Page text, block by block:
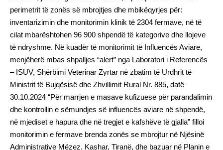
perimetrit të zonës së mbrojtjes dhe mbikëqyrjes për:
inventarizimin dhe monitorimin klinik të 2304 fermave, në të
cilat mbarështohen 96 900 shpendë të kategorive dhe llojeve
të ndryshme. Në kuadër të monitorimit të Influencës Aviare,
menjëherë mbas shpalljes “alert” nga Laboratori i Referencës
– ISUV, Shërbimi Veterinar Zyrtar në zbatim të Urdhrit të
Ministrit të Bujqësisë dhe Zhvillimit Rural Nr. 885, datë
30.10.2024 “Për marrjen e masave kufizuese për parandalimin
dhe kontrollin e sëmundjes së influencës aviare në shpendë,
në mjediset e hapura dhe në tregjet e kafshëve të gjalla” filloi
monitorimin e fermave brenda zonës se mbrojtur në Njësinë
Administrative Mëzez, Kashar, Tiranë, dhe bazuar në Planin e